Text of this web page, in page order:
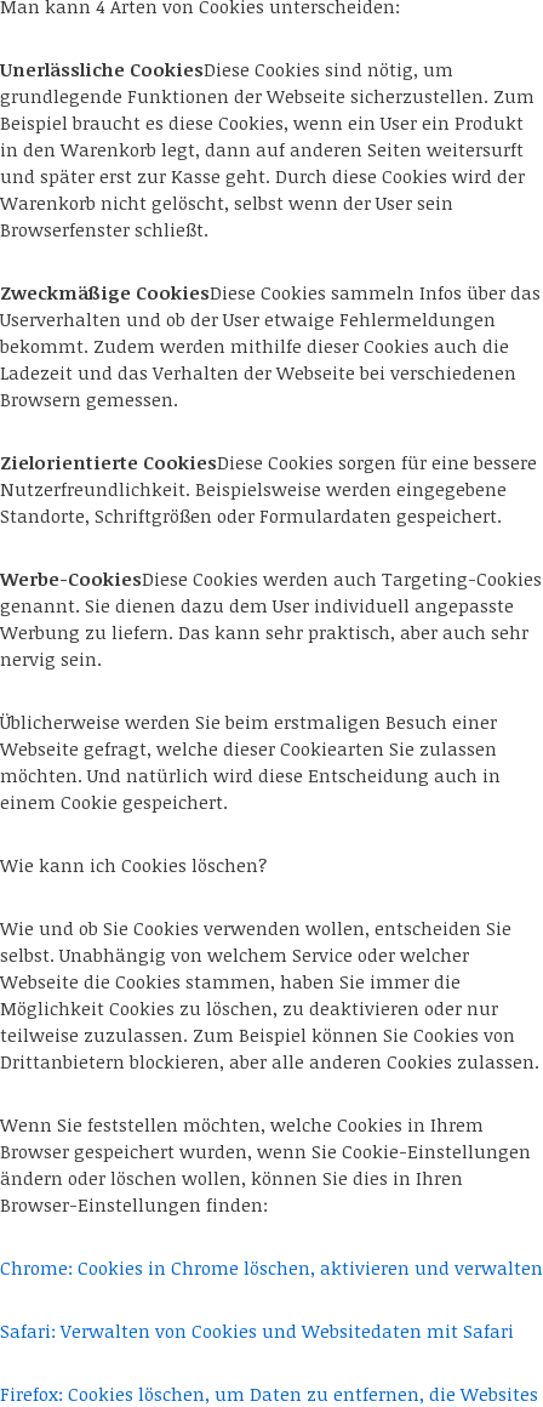
Man kann 4 Arten von Cookies unterscheiden:
Unerlässliche CookiesDiese Cookies sind nötig, um
grundlegende Funktionen der Webseite sicherzustellen. Zum
Beispiel braucht es diese Cookies, wenn ein User ein Produkt
in den Warenkorb legt, dann auf anderen Seiten weitersurft
und später erst zur Kasse geht. Durch diese Cookies wird der
Warenkorb nicht gelöscht, selbst wenn der User sein
Browserfenster schließt.
Zweckmäßige CookiesDiese Cookies sammeln Infos über das
Userverhalten und ob der User etwaige Fehlermeldungen
bekommt. Zudem werden mithilfe dieser Cookies auch die
Ladezeit und das Verhalten der Webseite bei verschiedenen
Browsern gemessen.
Zielorientierte CookiesDiese Cookies sorgen für eine bessere
Nutzerfreundlichkeit. Beispielsweise werden eingegebene
Standorte, Schriftgrößen oder Formulardaten gespeichert.
Werbe-CookiesDiese Cookies werden auch Targeting-Cookies
genannt. Sie dienen dazu dem User individuell angepasste
Werbung zu liefern. Das kann sehr praktisch, aber auch sehr
nervig sein.
Üblicherweise werden Sie beim erstmaligen Besuch einer
Webseite gefragt, welche dieser Cookiearten Sie zulassen
möchten. Und natürlich wird diese Entscheidung auch in
einem Cookie gespeichert.
Wie kann ich Cookies löschen?
Wie und ob Sie Cookies verwenden wollen, entscheiden Sie
selbst. Unabhängig von welchem Service oder welcher
Webseite die Cookies stammen, haben Sie immer die
Möglichkeit Cookies zu löschen, zu deaktivieren oder nur
teilweise zuzulassen. Zum Beispiel können Sie Cookies von
Drittanbietern blockieren, aber alle anderen Cookies zulassen.
Wenn Sie feststellen möchten, welche Cookies in Ihrem
Browser gespeichert wurden, wenn Sie Cookie-Einstellungen
ändern oder löschen wollen, können Sie dies in Ihren
Browser-Einstellungen finden:
Chrome: Cookies in Chrome löschen, aktivieren und verwalten
Safari: Verwalten von Cookies und Websitedaten mit Safari
Firefox: Cookies löschen, um Daten zu entfernen, die Websites